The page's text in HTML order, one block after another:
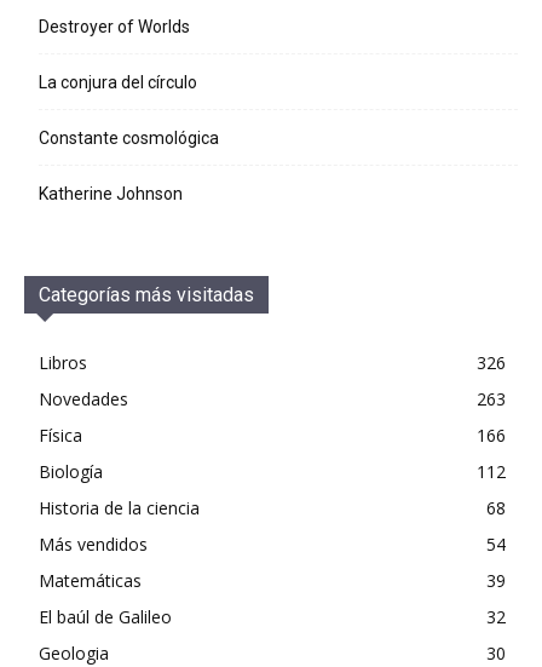
Destroyer of Worlds
La conjura del círculo
Constante cosmológica
Katherine Johnson
Categorías más visitadas
Libros
326
Novedades
263
Física
166
Biología
112
Historia de la ciencia
68
Más vendidos
54
Matemáticas
39
El baúl de Galileo
32
Geologia
30